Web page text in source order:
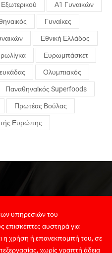
Α1 Γυναικών
Γυναίκες
Εθνική Ελλάδος
Ευρωμπάσκετ
Ολυμπιακός
Παναθηναϊκός Superfoods
Πρωτέας Βούλας
Ευρώπης
υπηρεσιών του
επισκέπτες αυστηρά για
χρήση ή επανεκπομπή του, σε
χωρίς γραπτή άδεια